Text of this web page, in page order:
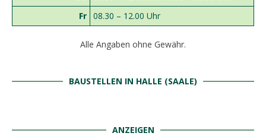
Fr 08.30 – 12.00 Uhr
Alle Angaben ohne Gewähr.
BAUSTELLEN IN HALLE (SAALE)
ANZEIGEN